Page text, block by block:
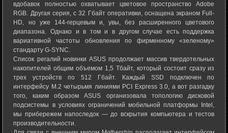
вдобавок полностью охватывает цветовое пространство Adobe
RGB. Другая серия, с 32 Гбайт оперативки, оснащена экраном Full-
HD, но уже 144-герцевым и, увы, без расширенного цветового
диапазона. Однако и в том и в другом случае есть поддержка
вариативной частоты обновления по фирменному «зеленому»
стандарту G-SYNC.
Список регалий новинки ASUS продолжает массив твердотельных
накопителей общим объемом 1,5 Тбайт, который состоит сразу из
трех устройств по 512 Гбайт. Каждый SSD подключен по
интерфейсу M.2 четырьмя линиями PCI Express 3.0, а вот разгадку
того, каким образом ASUS организовала топологию дисковой
подсистемы в условиях ограничений мобильной платформы Intel,
мы прибережем напоследок — до вскрытия компьютера и тестов
производительности.